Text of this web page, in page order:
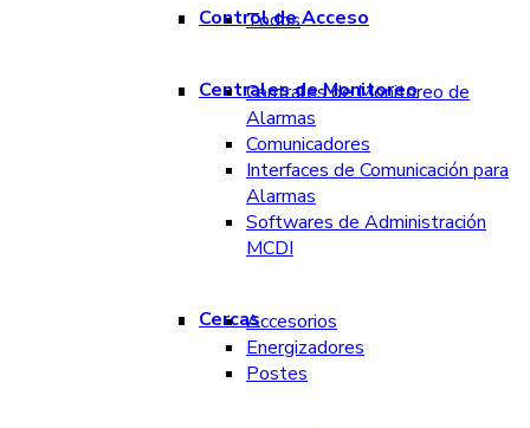
Control de Acceso
Todos
Centrales de Monitoreo
Centrales de Monitoreo de
Alarmas
Comunicadores
Interfaces de Comunicación para
Alarmas
Softwares de Administración
MCDI
CercasAccesorios
Energizadores
Postes